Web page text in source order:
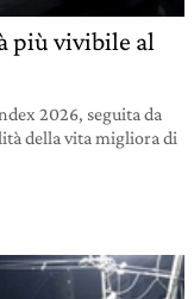
più vivibile al
2026, seguita da
della vita migliora di